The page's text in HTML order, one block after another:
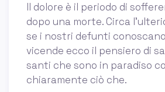
Il dolore è il periodo di
dopo una morte. Circa
se i nostri defunti
vicende ecco il pensiero di
santi che sono in paradiso
chiaramente ciò che.